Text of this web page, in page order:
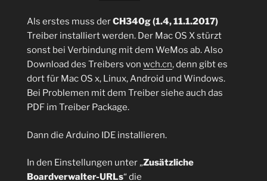
Als erstes muss derCH340g (1.4, 11.1.2017)
Treiber installiert werden. Der Mac OS X stürzt
sonst bei Verbindung mit dem WeMos ab. Also
Download des Treibers von wch.cn, denn gibt es
dort für Mac OS x, Linux, Android und Windows.
Bei Problemen mit dem Treiber siehe auch das
PDF im Treiber Package.
Dann die Arduino IDE installieren.
In den Einstellungen unter „Zusätzliche
Boardverwalter-URLs“ die